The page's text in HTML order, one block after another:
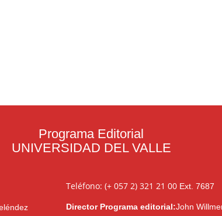
Programa Editorial
UNIVERSIDAD DEL VALLE
Teléfono: (+ 057 2) 321 21 00Ext. 7687
Director Programa editorial:John